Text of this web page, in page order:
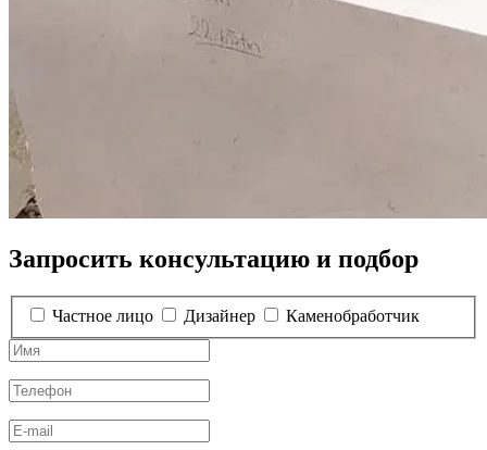
Запросить консультацию и подбор
Частное лицо Дизайнер Каменобработчик